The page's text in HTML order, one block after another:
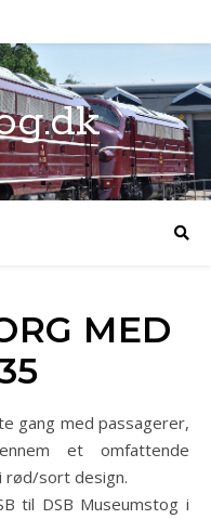
MED
et omfattende
rød/sort design.
til DSB Museumstog i